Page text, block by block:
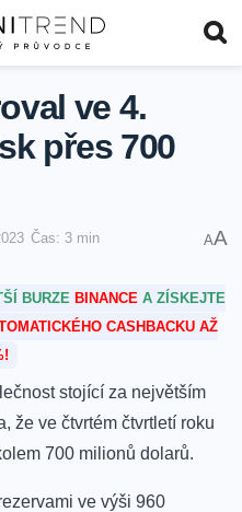
ve 4.
přes 700
Čas: 3 min AA
BURZE BINANCE A ZÍSKEJTE
CASHBACKU AŽ
stojící za největším
že ve čtvrtém čtvrtletí roku
700 milionů dolarů.
ve výši 960